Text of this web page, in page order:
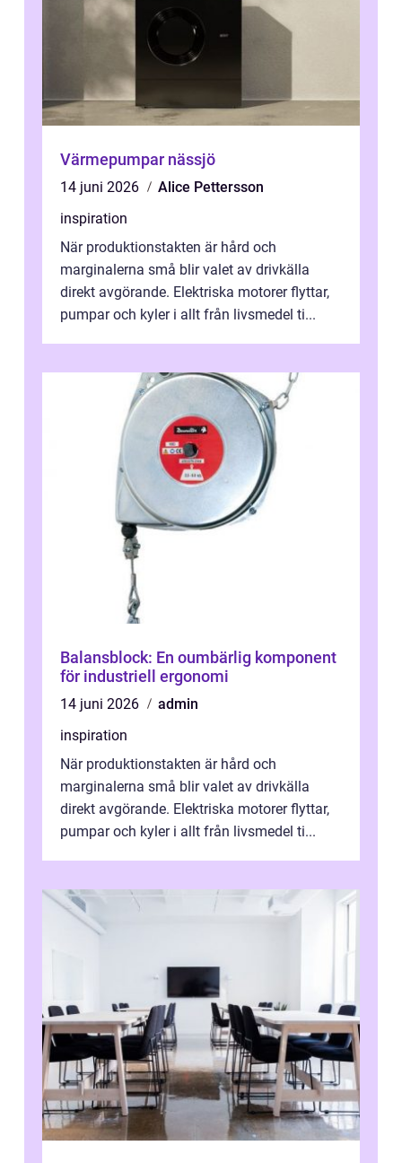
Värmepumpar nässjö
14 juni 2026
Alice Pettersson
inspiration
När produktionstakten är hård och
marginalerna små blir valet av drivkälla
direkt avgörande. Elektriska motorer flyttar,
pumpar och kyler i allt från livsmedel ti...
Balansblock: En oumbärlig komponent
för industriell ergonomi
14 juni 2026
admin
inspiration
När produktionstakten är hård och
marginalerna små blir valet av drivkälla
direkt avgörande. Elektriska motorer flyttar,
pumpar och kyler i allt från livsmedel ti...